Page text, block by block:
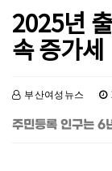
2025년
속 증가세
부산여성뉴스
주민등록 인구는 6